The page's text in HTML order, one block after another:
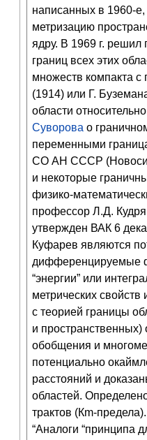
написанных в 1960-
метризацию
ядру. В 1969г. решил
границ всех этих
множеств компакта
(1914) или Г.
области
Суворова о
переменными
СО АН СССР
и некоторые
физико-
профессор Л.Д.
утвержден ВАК 6
Куфарев являются
дифференцируемые
“энергии” или
метрических
с теорией границы
и
обобщения и
потенциально
расстояний и
областей.
трактов (Кm-
“Аналоги “принципа